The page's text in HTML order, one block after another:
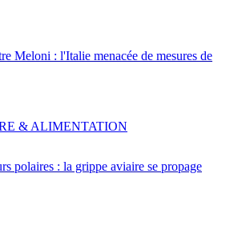
Meloni : l'Italie menacée de mesures de
polaires : la grippe aviaire se propage
& ALIMENTATION